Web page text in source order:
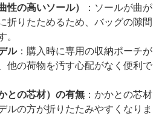
性の高いソール）
：ソールが曲が
折りたためるため、バッグの隙間
ル：購入時に専用の収納ポーチが
他の荷物を汚す心配がなく便利で
との芯材）の有無 ：かかとの芯材
ルの方が折りたたみやすくなりま